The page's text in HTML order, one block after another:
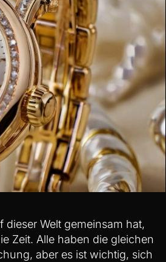
Welt gemeinsam hat,
Zeit. Alle haben die gleichen
aber es ist wichtig, sich